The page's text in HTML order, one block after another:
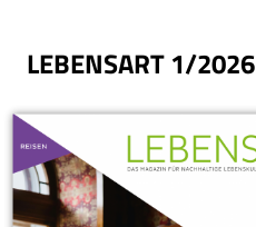
LEBENSART 1/2026